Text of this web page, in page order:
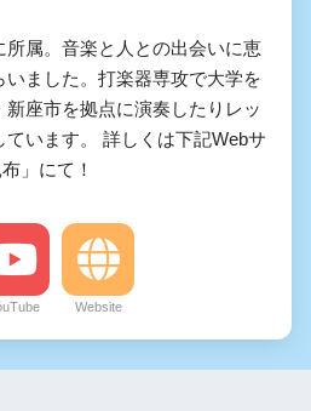
属。音楽と人との出会いに恵
いました。打楽器専攻で大学を
座市を拠点に演奏したりレッ
います。 詳しくは下記Webサ
」にて！
Website